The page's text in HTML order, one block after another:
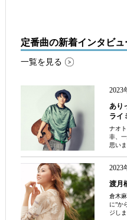
定番曲の新着インタビュ
一覧を見る
2023
あり
ライ
ナオ
非、
思いま
2023
渡月
倉木
に”か
ジし